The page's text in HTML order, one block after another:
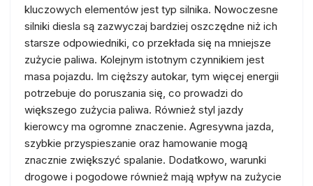
kluczowych elementów jest typ silnika. Nowoczesne
silniki diesla są zazwyczaj bardziej oszczędne niż ich
starsze odpowiedniki, co przekłada się na mniejsze
zużycie paliwa. Kolejnym istotnym czynnikiem jest
masa pojazdu. Im cięższy autokar, tym więcej energii
potrzebuje do poruszania się, co prowadzi do
większego zużycia paliwa. Również styl jazdy
kierowcy ma ogromne znaczenie. Agresywna jazda,
szybkie przyspieszanie oraz hamowanie mogą
znacznie zwiększyć spalanie. Dodatkowo, warunki
drogowe i pogodowe również mają wpływ na zużycie